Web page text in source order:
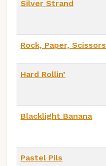
Silver Strand
Rock, Paper, Scissors
Hard Rollin’
Blacklight Banana
Pastel Pils